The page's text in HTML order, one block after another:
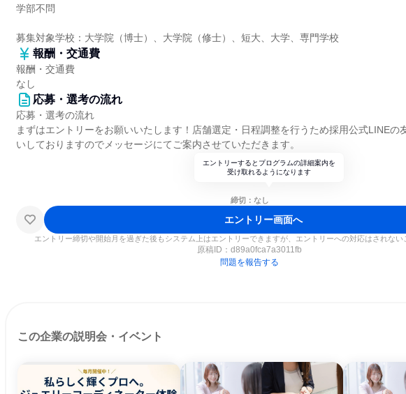
学部不問
募集対象学校：大学院（博士）、大学院（修士）、短大、大学、専門学校
報酬・交通費
報酬・交通費
なし
応募・選考の流れ
応募・選考の流れ
まずはエントリーをお願いいたします！店舗選定・日程調整を行うため採用公式LINEの
いしておりますのでメッセージにてご案内させていただきます。
エントリーするとプログラムの詳細案内を
受け取れるようになります
締切：なし
エントリー画面へ
エントリー締切や開始月を過ぎた後もシステム上はエントリーできますが、エントリーへの対応はされない
原稿ID： d89a0fca7a3011fb
問題を報告する
この企業の説明会・イベント